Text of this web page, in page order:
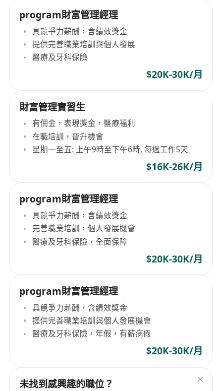
program財富管理經理
具競爭力薪酬，含績效獎金
提供完善職業培訓與個人發展
醫療及牙科保險
$20K-30K/月
財富管理實習生
有佣金，表現獎金，醫療福利
在職培訓，晉升機會
星期一至五: 上午9時至下午6時, 每週工作5天
$16K-26K/月
program財富管理經理
具競爭力薪酬，含績效獎金
完善職業培訓，個人發展機會
醫療及牙科保險，全面保障
$20K-30K/月
program財富管理經理
具競爭力薪酬，含績效獎金
提供完善職業培訓與個人發展機會
醫療及牙科保險，年假，有薪病假
$20K-30K/月
未找到感興趣的職位？